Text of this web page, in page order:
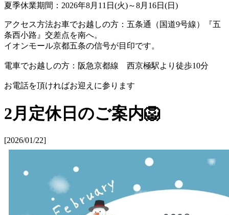
夏季休業期間：2026年8月11日(火)～8月16日(日)
アクセス方法お車でお越しの方：五条通（国道9号線）『五
条西小路』交差点を南へ。
イオンモール京都五条の信号が目印です。
電車でお越しの方：阪急京都線 西京極駅より徒歩10分
お電話を頂ければお迎えに参ります
2月定休日のご案内🦁
[2026/01/22]